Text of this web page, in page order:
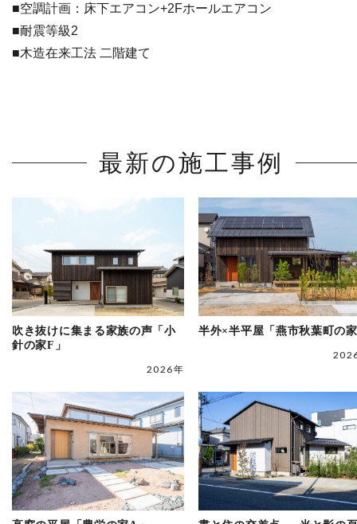
■空調計画：床下エアコン+2Fホールエアコン
■耐震等級2
■木造在来工法 二階建て
最新の施工事例
吹き抜けに集まる家族の声「小
針の家F」
2026年
半外×半平屋「燕市秋葉町の